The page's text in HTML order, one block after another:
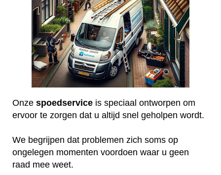
Onze spoedservice is speciaal ontworpen om
ervoor te zorgen dat u altijd snel geholpen wordt.
We begrijpen dat problemen zich soms op
ongelegen momenten voordoen waar u geen
raad mee weet.